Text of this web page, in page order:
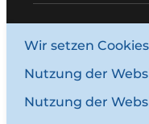
©
Allgemeine
Wir setzen
Nutzung der
Nutzung der